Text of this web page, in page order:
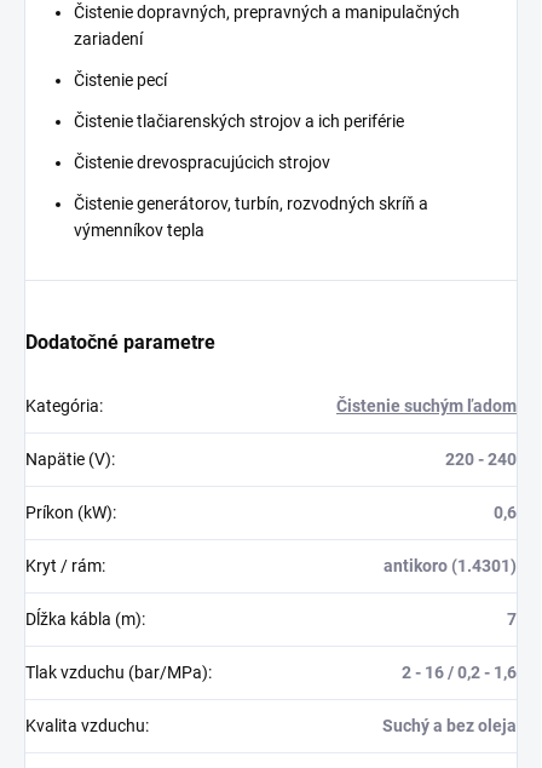
Čistenie dopravných, prepravných a manipulačných
zariadení
Čistenie pecí
Čistenie tlačiarenských strojov a ich periférie
Čistenie drevospracujúcich strojov
Čistenie generátorov, turbín, rozvodných skríň a
výmenníkov tepla
Dodatočné parametre
Kategória: Čistenie suchým ľadom
Napätie (V): 220 - 240
Príkon (kW): 0,6
Kryt / rám: antikoro (1.4301)
Dĺžka kábla (m): 7
Tlak vzduchu (bar/MPa): 2 - 16 / 0,2 - 1,6
Kvalita vzduchu: Suchý a bez oleja